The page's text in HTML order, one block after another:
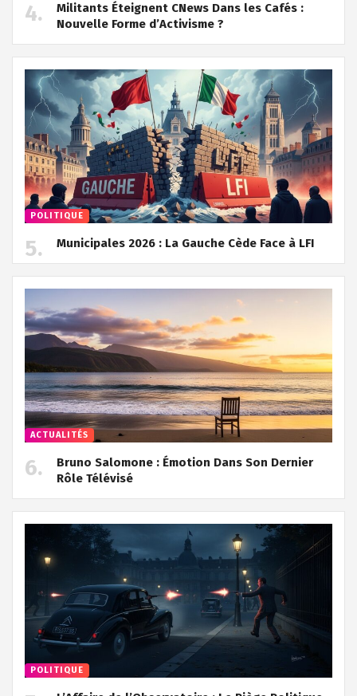
Militants Éteignent CNews Dans les Cafés :
Nouvelle Forme d’Activisme ?
POLITIQUE
Municipales 2026 : La Gauche Cède Face à LFI
ACTUALITÉS
Bruno Salomone : Émotion Dans Son Dernier
Rôle Télévisé
POLITIQUE